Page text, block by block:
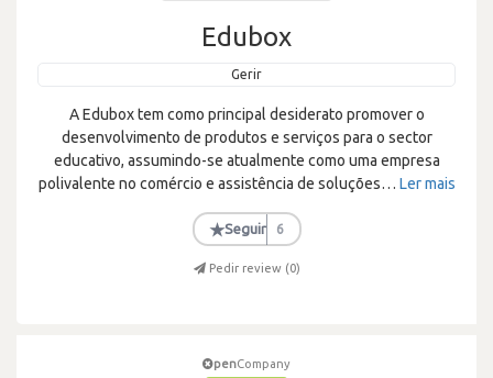
Edubox
Gerir
A Edubox tem como principal desiderato promover o
desenvolvimento de produtos e serviços para o sector
educativo, assumindo-se atualmente como uma empresa
polivalente no comércio e assistência de soluções… Ler mais
★Seguir 6
Pedir review (0)
penCompany